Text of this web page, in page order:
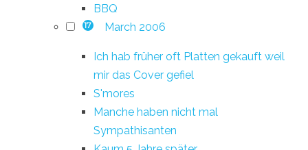
BBQ
17 March 2006
Ich hab früher oft Platten gekauft weil
mir das Cover gefiel
S'mores
Manche haben nicht mal
Sympathisanten